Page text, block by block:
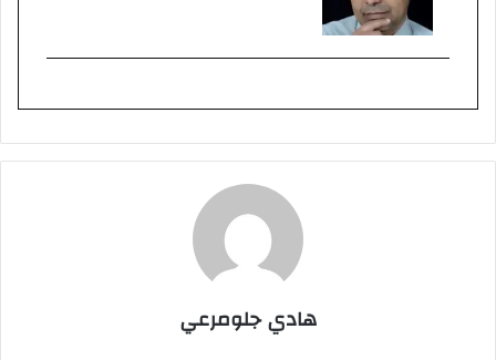
هادي جلومرعي